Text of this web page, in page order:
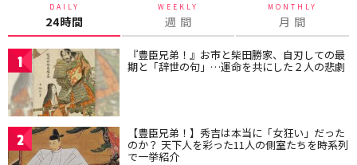
DAILY
24時間
WEEKLY
週 間
MONTHLY
月 間
1 『豊臣兄弟！』お市と柴田勝家、自刃しての最
期と「辞世の句」…運命を共にした２人の悲劇
2 【豊臣兄弟！】秀吉は本当に「女狂い」だった
のか？ 天下人を彩った11人の側室たちを時系列
で一挙紹介